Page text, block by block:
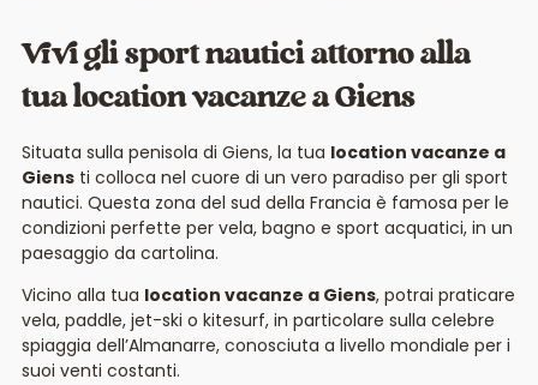
Vivi gli sport nautici attorno alla
tua location vacanze a Giens
Situata sulla penisola di Giens, la tua location vacanze a
Giensti colloca nel cuore di un vero paradiso per gli sport
nautici. Questa zona del sud della Francia è famosa per le
condizioni perfette per vela, bagno e sport acquatici, in un
paesaggio da cartolina.
Vicino alla tua location vacanze a Giens, potrai praticare
vela, paddle, jet-ski o kitesurf, in particolare sulla celebre
spiaggia dell’Almanarre, conosciuta a livello mondiale per i
suoi venti costanti.